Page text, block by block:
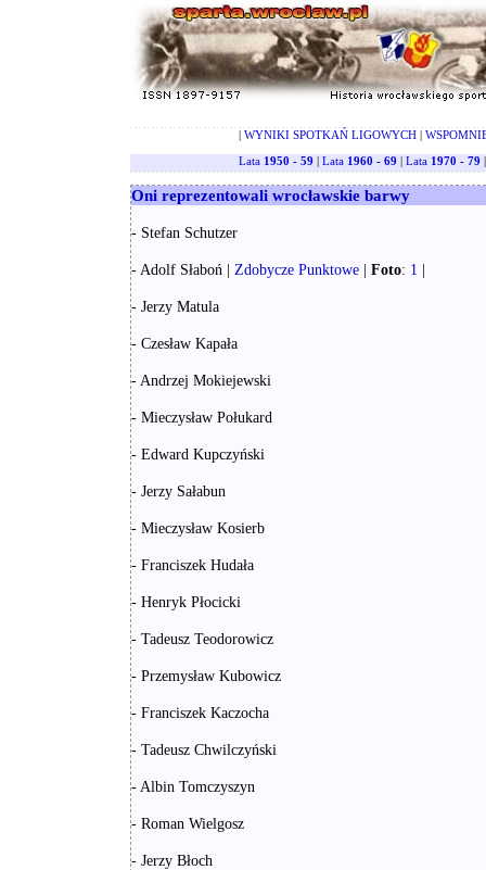
| WYNIKI SPOTKAŃ LIGOWYCH|
Lata 1950 - 59 | Lata 1960 - 69 | Lata 1970 - 79
Oni reprezentowali wrocławskie barwy
- Stefan Schutzer
- Adolf Słaboń | Zdobycze Punktowe | Foto: 1 |
- Jerzy Matula
- Czesław Kapała
- Andrzej Mokiejewski
- Mieczysław Połukard
- Edward Kupczyński
- Jerzy Sałabun
- Mieczysław Kosierb
- Franciszek Hudała
- Henryk Płocicki
- Tadeusz Teodorowicz
- Przemysław Kubowicz
- Franciszek Kaczocha
- Tadeusz Chwilczyński
- Albin Tomczyszyn
- Roman Wielgosz
- Jerzy Błoch